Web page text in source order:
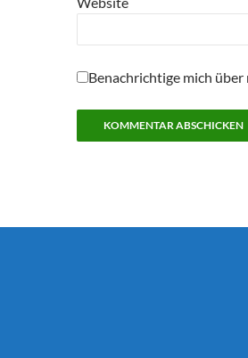
Benachrichtige mich